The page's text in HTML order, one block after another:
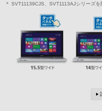
＊ SVT11139CJS、SVT1113AJシリーズを